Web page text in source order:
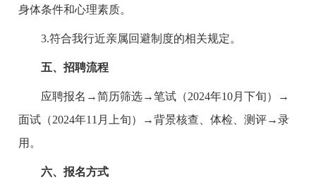
身体条件和心理素质。
3.符合我行近亲属回避制度的相关规定。
五、招聘流程
应聘报名→简历筛选→笔试 （2024年10月下旬）
→
面试 （2024年11月上旬） →背景核查、体检、测评→录
用 。
六、报名方式